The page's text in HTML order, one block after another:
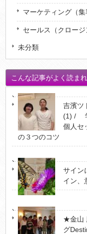
マーケティング（集
セールス（クロージ
未分類
こんな記事がよく読ま
吉濱ツ
(1) /
個人セ
の３つのコツ
サイン
イン、
★金山
グ